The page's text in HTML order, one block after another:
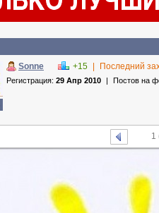
Sonne +15 Последний
Регистрация: 29 Апр 2010 | Постов на
1